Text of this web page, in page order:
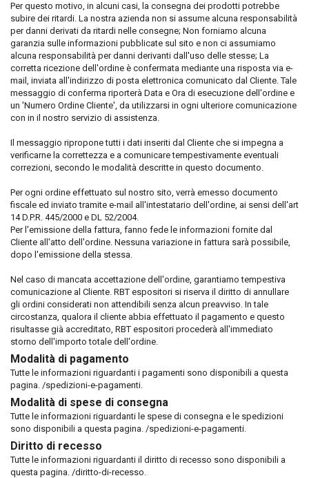
Per questo motivo, in alcuni casi, la consegna dei prodotti potrebbe
subire dei ritardi. La nostra azienda non si assume alcuna responsabilità
per danni derivati da ritardi nelle consegne; Non forniamo alcuna
garanzia sulle informazioni pubblicate sul sito e non ci assumiamo
alcuna responsabilità per danni derivanti dall'uso delle stesse; La
corretta ricezione dell'ordine è confermata mediante una risposta via e-
mail, inviata all'indirizzo di posta elettronica comunicato dal Cliente. Tale
messaggio di conferma riporterà Data e Ora di esecuzione dell'ordine e
un 'Numero Ordine Cliente', da utilizzarsi in ogni ulteriore comunicazione
con in il nostro servizio di assistenza.
Il messaggio ripropone tutti i dati inseriti dal Cliente che si impegna a
verificarne la correttezza e a comunicare tempestivamente eventuali
correzioni, secondo le modalità descritte in questo documento.
Per ogni ordine effettuato sul nostro sito, verrà emesso documento
fiscale ed inviato tramite e-mail all'intestatario dell'ordine, ai sensi dell'art
14 D.P.R. 445/2000 e DL 52/2004.
Per l'emissione della fattura, fanno fede le informazioni fornite dal
Cliente all'atto dell'ordine. Nessuna variazione in fattura sarà possibile,
dopo l'emissione della stessa.
Nel caso di mancata accettazione dell'ordine, garantiamo tempestiva
comunicazione al Cliente. RBT espositori si riserva il diritto di annullare
gli ordini considerati non attendibili senza alcun preavviso. In tale
circostanza, qualora il cliente abbia effettuato il pagamento e questo
risultasse già accreditato, RBT espositori procederà all'immediato
storno dell'importo totale dell'ordine.
Modalità di pagamento
Tutte le informazioni riguardanti i pagamenti sono disponibili a questa
pagina. /spedizioni-e-pagamenti.
Modalità di spese di consegna
Tutte le informazioni riguardanti le spese di consegna e le spedizioni
sono disponibili a questa pagina. /spedizioni-e-pagamenti.
Diritto di recesso
Tutte le informazioni riguardanti il diritto di recesso sono disponibili a
questa pagina. /diritto-di-recesso.